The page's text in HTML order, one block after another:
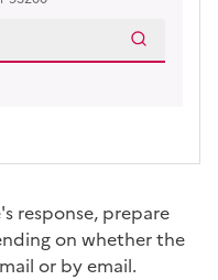
response, prepare
on whether the
or by email.